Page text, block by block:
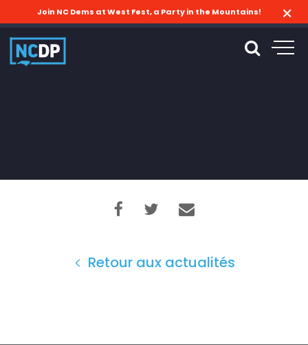
Join NC Dems at West Fest, a Party in the Mountains!
Retour aux actualités